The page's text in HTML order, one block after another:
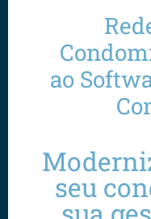
ao
seu